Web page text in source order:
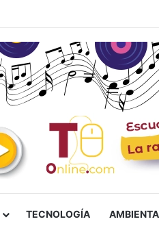
TECNOLOGÍA